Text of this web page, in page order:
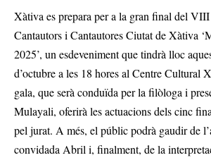
Xàtiva es prepara per a la gran final del VIII
Cantautors i Cantautores Ciutat de Xàtiva
2025’, un esdeveniment que tindrà lloc
d’octubre a les 18 hores al Centre Cultural
gala, que serà conduïda per la filòloga i
Mulayali, oferirà les actuacions dels cinc
pel jurat. A més, el públic podrà gaudir de
convidada Abril i, finalment, de la